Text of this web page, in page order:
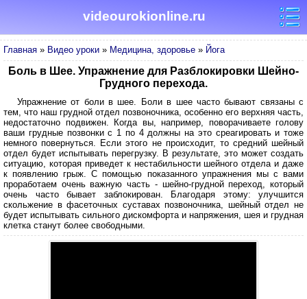
videourokionline.ru
Главная » Видео уроки » Медицина, здоровье » Йога
Боль в Шее. Упражнение для Разблокировки Шейно-
Грудного перехода.
Упражнение от боли в шее. Боли в шее часто бывают связаны с
тем, что наш грудной отдел позвоночника, особенно его верхняя часть,
недостаточно подвижен. Когда вы, например, поворачиваете голову
ваши грудные позвонки с 1 по 4 должны на это среагировать и тоже
немного повернуться. Если этого не происходит, то средний шейный
отдел будет испытывать перегрузку. В результате, это может создать
ситуацию, которая приведет к нестабильности шейного отдела и даже
к появлению грыж. С помощью показанного упражнения мы с вами
проработаем очень важную часть - шейно-грудной переход, который
очень часто бывает заблокирован. Благодаря этому: улучшится
скольжение в фасеточных суставах позвоночника, шейный отдел не
будет испытывать сильного дискомфорта и напряжения, шея и грудная
клетка станут более свободными.